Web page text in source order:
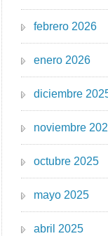
febrero 2026
enero 2026
diciembre
noviembre
octubre 2025
mayo 2025
abril 2025